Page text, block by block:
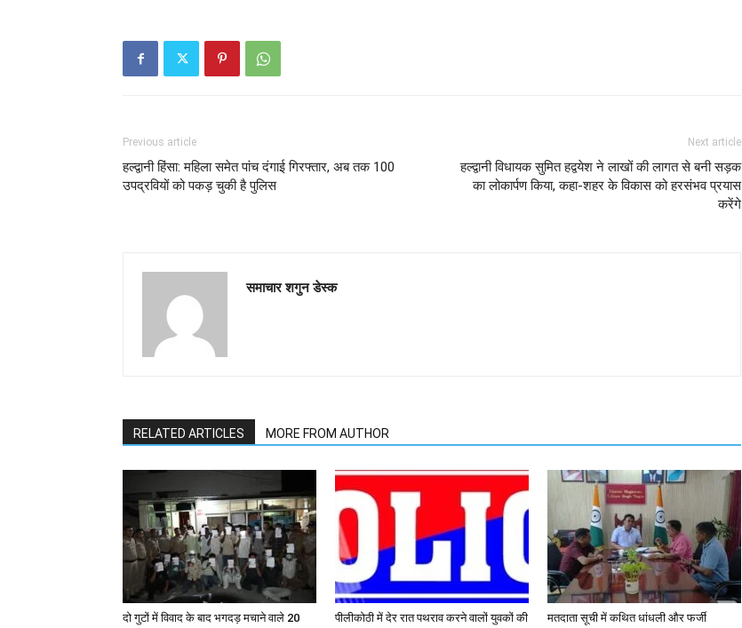
Previous article
हल्द्वानी हिंसा: महिला समेत पांच दंगाई गिरफ्तार, अब तक 100
उपद्रवियों को पकड़ चुकी है पुलिस
Next article
हल्द्वानी विधायक सुमित हद्वयेश ने लाखों की लागत से बनी सड़क
का लोकार्पण किया, कहा-शहर के विकास को हरसंभव प्रयास
करेंगे
समाचार शगुन डेस्क
RELATED ARTICLES MORE FROM AUTHOR
दो गुटों में विवाद के बाद भगदड़ मचाने वाले 20
पीलीकोठी में देर रात पथराव करने वालों युवकों की
मतदाता सूची में कथित धांधली और फर्जी